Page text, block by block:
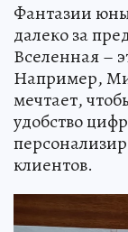
Фантазии
далеко за
Вселенная –
Например,
мечтает,
удобство
клиентов.